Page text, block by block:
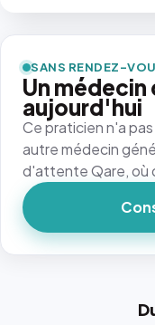
SANS RENDEZ-
Un
aujourd'hui
Ce praticien n'a
autre médecin
d'attente Qare, où